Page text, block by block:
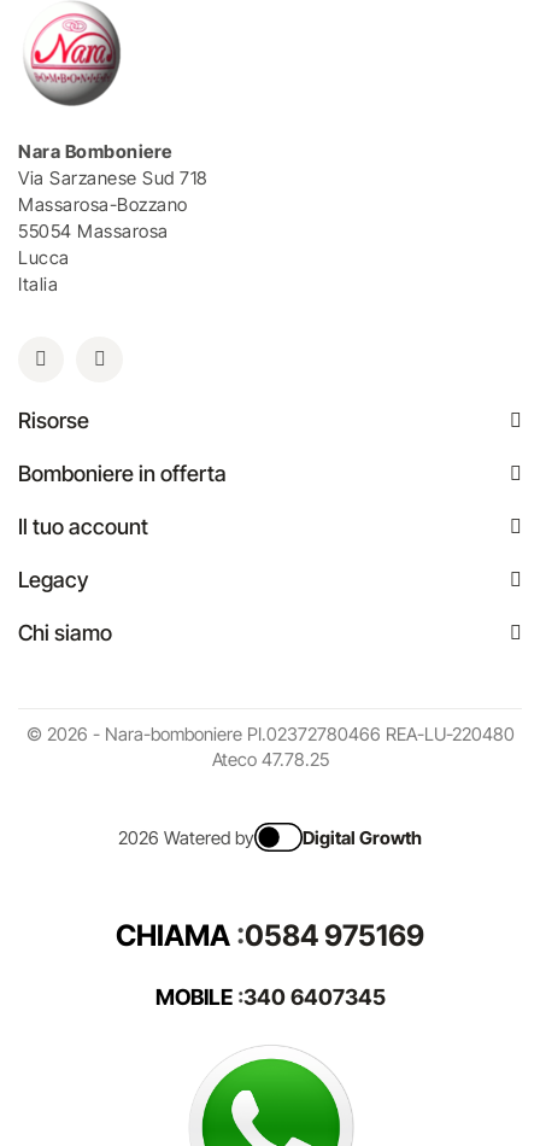
Nara Bomboniere
Via Sarzanese Sud 718
Massarosa-Bozzano
55054 Massarosa
Lucca
Italia
Risorse
Bomboniere in offerta
Il tuo account
Legacy
Chi siamo
© 2026 - Nara-bomboniere PI.02372780466 REA-LU-220480
Ateco 47.78.25
2026 Watered by Digital Growth
CHIAMA :0584 975169
MOBILE:340 6407345